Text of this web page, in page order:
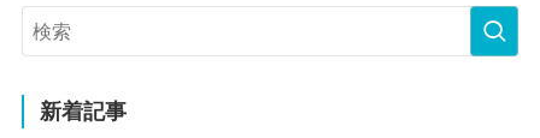
新着記事